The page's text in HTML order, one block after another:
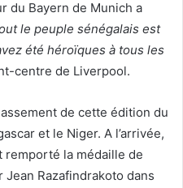
du Bayern de Munich a
le peuple sénégalais est
été héroïques à tous les
centre de Liverpool.
de cette édition du
et le Niger. A l’arrivée,
remporté la médaille de
Razafindrakoto dans